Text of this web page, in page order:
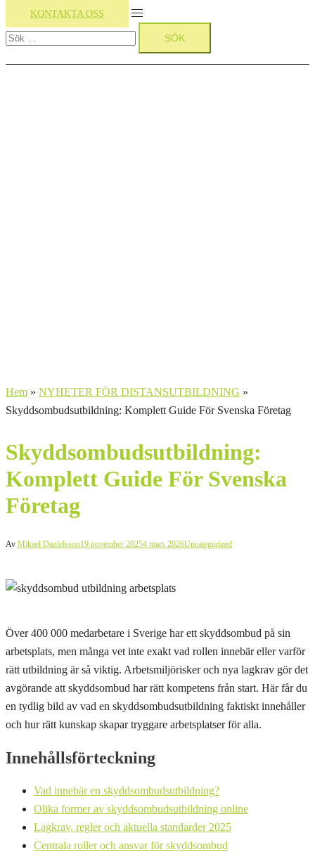
KONTAKTA OSS
Slå
på/av
meny
Sök
efter:
Hem » NYHETER FÖR DISTANSUTBILDNING »
Skyddsombudsutbildning: Komplett Guide För Svenska Företag
Skyddsombudsutbildning:
Komplett Guide För Svenska
Företag
Av Mikael Danielsson19 november 20254 mars 2026Uncategorized
Över 400 000 medarbetare i Sverige har ett skyddsombud på sin
arbetsplats, men många vet inte exakt vad rollen innebär eller varför
rätt utbildning är så viktig. Arbetsmiljörisker och nya lagkrav gör det
avgörande att skyddsombud har rätt kompetens från start. Här får du
en tydlig bild av vad en skyddsombudsutbildning faktiskt innehåller
och hur rätt kunskap skapar tryggare arbetsplatser för alla.
Innehållsförteckning
Vad innebär en skyddsombudsutbildning?
Olika former av skyddsombudsutbildning online
Lagkrav, regler och aktuella standarder 2025
Centrala roller och ansvar för skyddsombud